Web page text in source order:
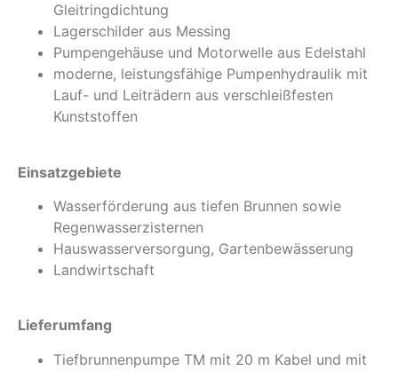
Gleitringdichtung
Lagerschilder aus Messing
Pumpengehäuse und Motorwelle aus Edelstahl
moderne, leistungsfähige Pumpenhydraulik mit
Lauf- und Leiträdern aus verschleißfesten
Kunststoffen
Einsatzgebiete
Wasserförderung aus tiefen Brunnen sowie
Regenwasserzisternen
Hauswasserversorgung, Gartenbewässerung
Landwirtschaft
Lieferumfang
Tiefbrunnenpumpe TM mit 20 m Kabel und mit